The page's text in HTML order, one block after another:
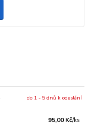
95,00 Kč/ks
do 1 - 5 dnů k odeslání